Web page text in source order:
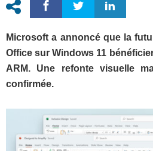
Microsoft a annoncé que la
Office sur Windows 11
ARM. Une refonte visuelle
confirmée.